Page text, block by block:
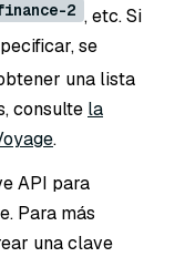
2 , etc. Si
se
una lista
consulte la
.
API para
Para más
una clave